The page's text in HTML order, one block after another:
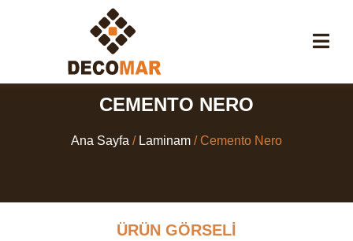
CEMENTO NERO
Ana Sayfa / Laminam / Cemento Nero
ÜRÜN GÖRSELI